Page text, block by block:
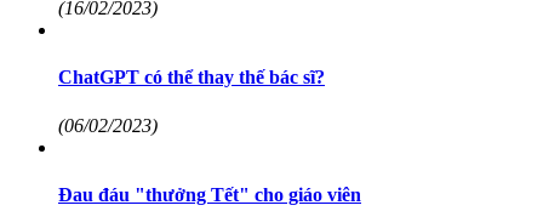
(16/02/2023)
ChatGPT có thể thay thế bác sĩ?
(06/02/2023)
Đau đáu "thưởng Tết" cho giáo viên